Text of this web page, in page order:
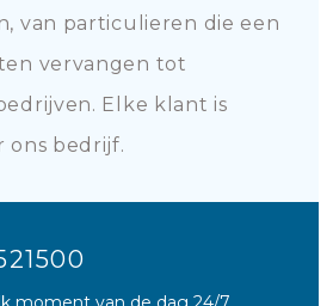
van particulieren die een
vervangen tot
Elke klant is
ons bedrijf.